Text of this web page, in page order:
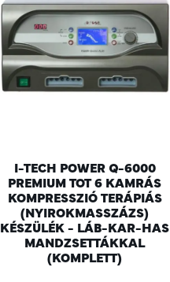
I-TECH POWER Q-6000
PREMIUM TOT 6 KAMRÁS
KOMPRESSZIÓ TERÁPIÁS
(NYIROKMASSZÁZS)
KÉSZÜLÉK - LÁB-KAR-HAS
MANDZSETTÁKKAL
(KOMPLETT)